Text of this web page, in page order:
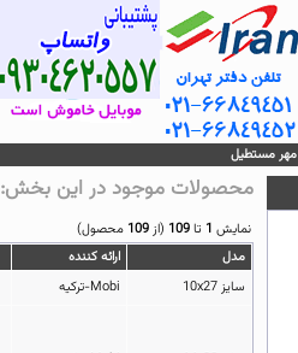
مهر مستطيل
محصولات موجود در اين بخش:
نمايش 1 تا109 (از 109 محصول)
مدل
ارائه كننده
سایز 10x27
Mobi-ترکیه